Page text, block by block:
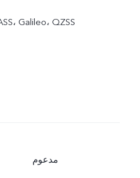
GPS،‏ BeiDou،‏ GLONASS،‏ Galileo،‏ QZSS
مدعوم